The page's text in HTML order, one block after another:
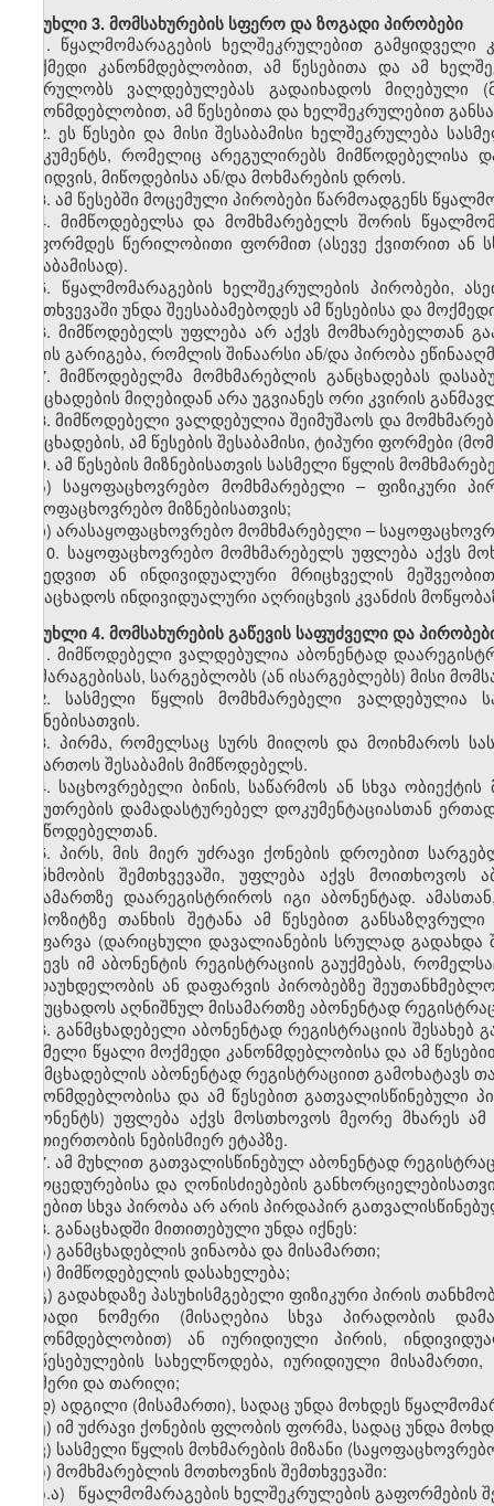
მუხლი 3. მომსახურების სფერო და ზოგადი პირობები
1. წყალმომარაგების ხელშეკრულებით
მოქმედი კანონმდებლობით, ამ წესებითა და ამ
კისრულობს ვალდებულებას გადაიხადოს მიღებული
კანონმდებლობით, ამ წესებითა და ხელშეკრულებით
2. ეს წესები და მისი შესაბამისი ხელშეკრულება
დოკუმენტს, რომელიც არეგულირებს მიმწოდებელისა
გაყიდვის, მიწოდებისა ან/და მოხმარების დროს.
3. ამ წესებში მოცემული პირობები წარმოადგენს
4. მიმწოდებელსა და მომხმარებელს შორის
გაფორმდეს წერილობითი ფორმით (ასევე ქვითრით ან
შესაბამისად).
5. წყალმომარაგების ხელშეკრულების პირობები,
შემთხვევაში უნდა შეესაბამებოდეს ამ წესებისა და
6. მიმწოდებელს უფლება არ აქვს მომხარებელთან
სახის გარიგება, რომლის შინაარსი ან/და პირობა
7. მიმწოდებელმა მომხმარებლის განცხადებას
განცხადების მიღებიდან არა უგვიანეს ორი კვირის
8. მიმწოდებელი ვალდებულია შეიმუშაოს და
განცხადების, ამ წესების შესაბამისი, ტიპური ფორმები
9. ამ წესების მიზნებისათვის სასმელი წყლის
ა) საყოფაცხოვრებო მომხმარებელი –
საყოფაცხოვრებო მიზნებისათვის;
ბ) არასაყოფაცხოვრებო მომხმარებელი –
10. საყოფაცხოვრებო მომხმარებელს უფლება აქვს
მიხედვით ან ინდივიდუალური მრიცხველის
განაცხადოს ინდივიდუალური აღრიცხვის კვანძის
მუხლი 4. მომსახურების გაწევის საფუძველი და
1. მიმწოდებელი ვალდებულია აბონენტად
მომარაგებისას, სარგებლობს (ან ისარგებლებს) მისი
2. სასმელი წყლის მომხმარებელი ვალდებულია
მიზნებისათვის.
3. პირმა, რომელსაც სურს მიიღოს და მოიხმაროს
მიმართოს შესაბამის მიმწოდებელს.
4. საცხოვრებელი ბინის, საწარმოს ან სხვა
საკუთრების დამადასტურებელ დოკუმენტაციასთან
მიმწოდებელთან.
5. პირს, მის მიერ უძრავი ქონების დროებით
თანხმობის შემთხვევაში, უფლება აქვს
მისამართზე დაარეგისტრიროს იგი აბონენტად.
დეპოზიტზე თანხის შეტანა ამ წესებით
დაფარვა (დარიცხული დავალიანების სრულად
იწვევს იმ აბონენტის რეგისტრაციის გაუქმებას,
გადაუხდელობის ან დაფარვის პირობებზე
განუცხადოს აღნიშნულ მისამართზე აბონენტად
6. განმცხადებელი აბონენტად რეგისტრაციის
სასმელი წყალი მოქმედი კანონმდებლობისა და ამ
განმცხადებლის აბონენტად რეგისტრაციით
კანონმდებლობისა და ამ წესებით გათვალისწინებული
(აბონენტს) უფლება აქვს მოსთხოვოს მეორე მხარეს
ურთიერთობის ნებისმიერ ეტაპზე.
7. ამ მუხლით გათვალისწინებულ აბონენტად
პროცედურებისა და ღონისძიებების
წესებით სხვა პირობა არ არის პირდაპირ
8. განაცხადში მითითებული უნდა იქნეს:
ა) განმცხადებლის ვინაობა და მისამართი;
ბ) მიმწოდებელის დასახელება;
გ) გადახდაზე პასუხისმგებელი ფიზიკური პირის
პირადი ნომერი (მისაღებია სხვა პირადობის
კანონმდებლობით) ან იურიდიული პირის,
დაწესებულების სახელწოდება, იურიდიული
ნომერი და თარიღი;
დ) ადგილი (მისამართი), სადაც უნდა მოხდეს
ე) იმ უძრავი ქონების ფლობის ფორმა, სადაც უნდა
ვ) სასმელი წყლის მოხმარების მიზანი
ზ) მომხმარებლის მოთხოვნის შემთხვევაში:
ზ.ა) წყალმომარაგების ხელშეკრულების გაფორმების